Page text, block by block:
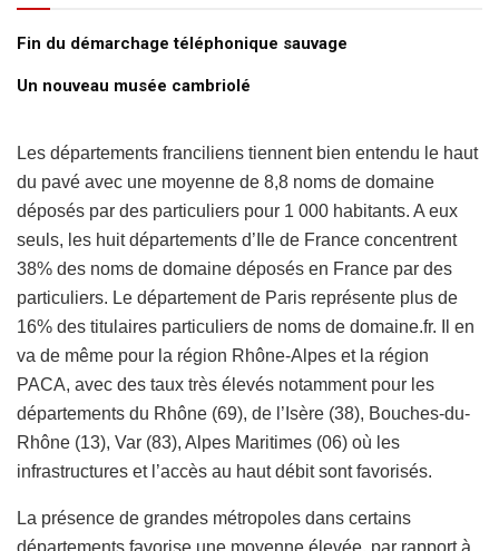
Fin du démarchage téléphonique sauvage
Un nouveau musée cambriolé
Les départements franciliens tiennent bien entendu le haut
du pavé avec une moyenne de 8,8 noms de domaine
déposés par des particuliers pour 1 000 habitants. A eux
seuls, les huit départements d’Ile de France concentrent
38% des noms de domaine déposés en France par des
particuliers. Le département de Paris représente plus de
16% des titulaires particuliers de noms de domaine.fr. Il en
va de même pour la région Rhône-Alpes et la région
PACA, avec des taux très élevés notamment pour les
départements du Rhône (69), de l’Isère (38), Bouches-du-
Rhône (13), Var (83), Alpes Maritimes (06) où les
infrastructures et l’accès au haut débit sont favorisés.
La présence de grandes métropoles dans certains
départements favorise une moyenne élevée, par rapport à